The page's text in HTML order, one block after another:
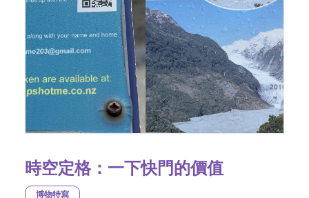
時空定格：一下快門的價值
博物特寫